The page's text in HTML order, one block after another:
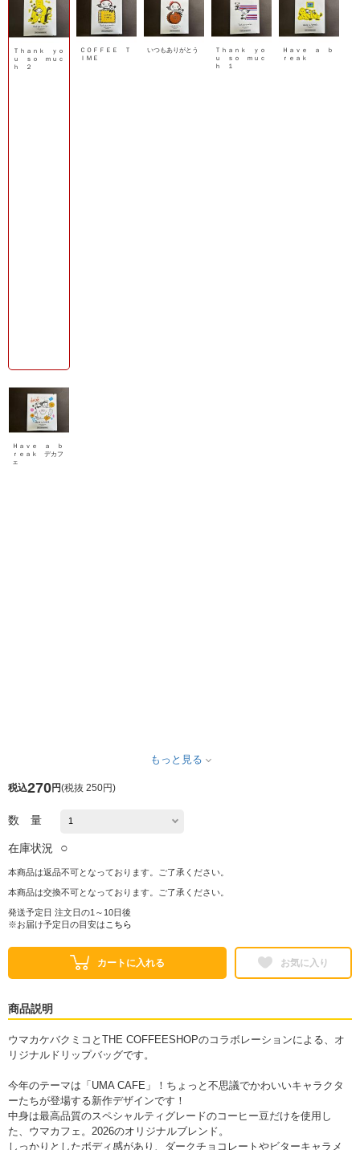
Ｔｈａｎｋ ｙｏ
ｕ ｓｏ ｍｕｃ
ｈ ２
ＣＯＦＦＥＥ Ｔ
ＩＭＥ
いつもありがとう
Ｔｈａｎｋ ｙｏ
ｕ ｓｏ ｍｕｃ
ｈ １
Ｈａｖｅ ａ ｂ
ｒｅａｋ
Ｈａｖｅ ａ ｂ
ｒｅａｋ デカフ
ェ
もっと見る
税込270円(税抜 250円)
数 量
在庫状況 ○
本商品は返品不可となっております。ご了承ください。
本商品は交換不可となっております。ご了承ください。
発送予定日 注文日の1～10日後
※お届け予定日の目安は こちら
カートに入れる お気に入り
商品説明
ウマカケバクミコとTHE COFFEESHOPのコラボレーションによる、オ
リジナルドリップバッグです。
今年のテーマは「UMA CAFE」！ちょっと不思議でかわいいキャラクタ
ーたちが登場する新作デザインです！
中身は最高品質のスペシャルティグレードのコーヒー豆だけを使用し
た、ウマカフェ。2026のオリジナルブレンド。
しっかりとしたボディ感があり、ダークチョコレートやビターキャラメ